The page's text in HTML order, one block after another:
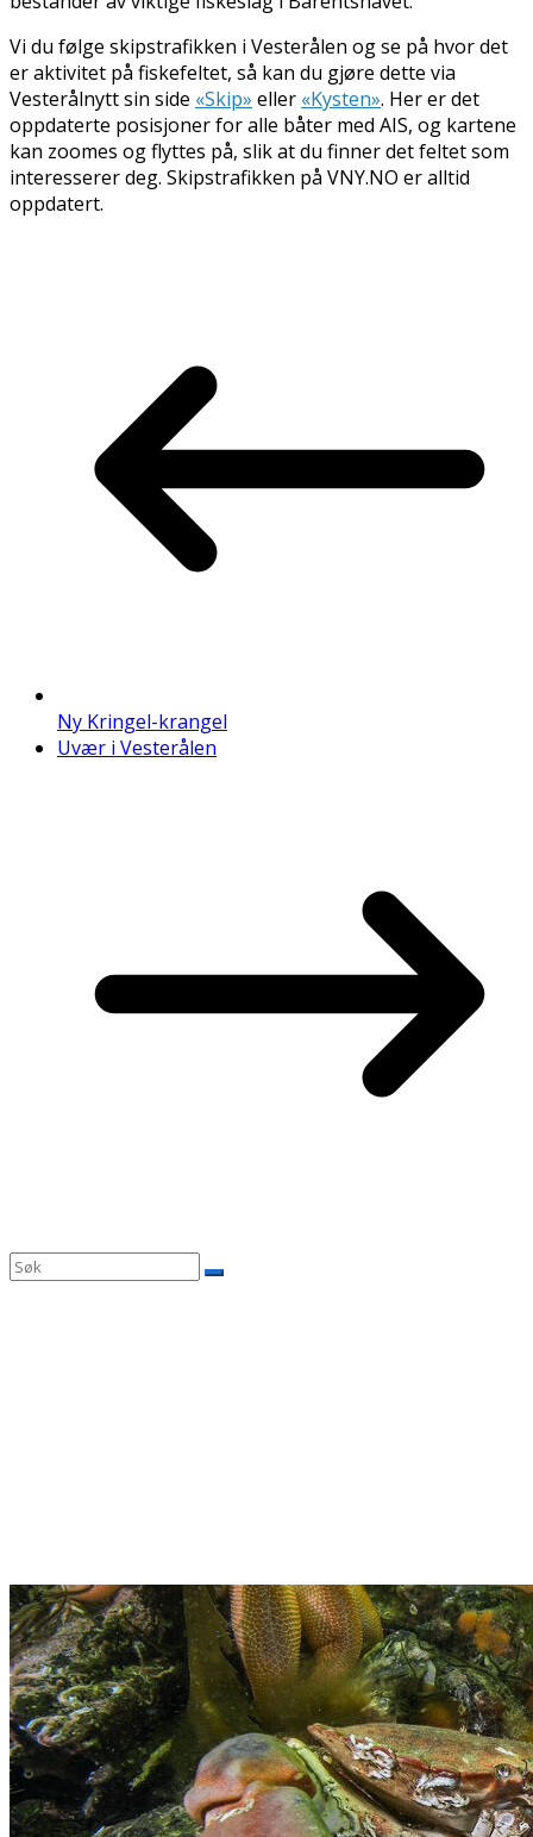
Vi du følge skipstrafikken i Vesterålen og se på hvor det
er aktivitet på fiskefeltet, så kan du gjøre dette via
Vesterålnytt sin side «Skip» eller «Kysten». Her er det
oppdaterte posisjoner for alle båter med AIS, og kartene
kan zoomes og flyttes på, slik at du finner det feltet som
interesserer deg. Skipstrafikken på VNY.NO er alltid
oppdatert.
Ny Kringel-krangel
Uvær i Vesterålen